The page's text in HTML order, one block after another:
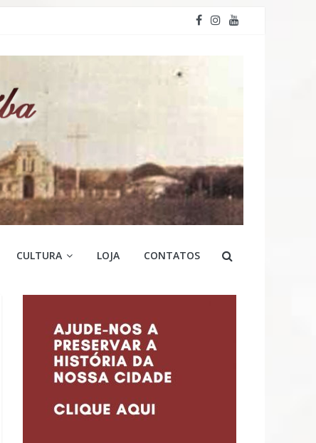
CULTURA LOJA CONTATOS